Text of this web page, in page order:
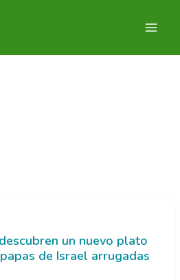
un nuevo plato
de Israel arrugadas